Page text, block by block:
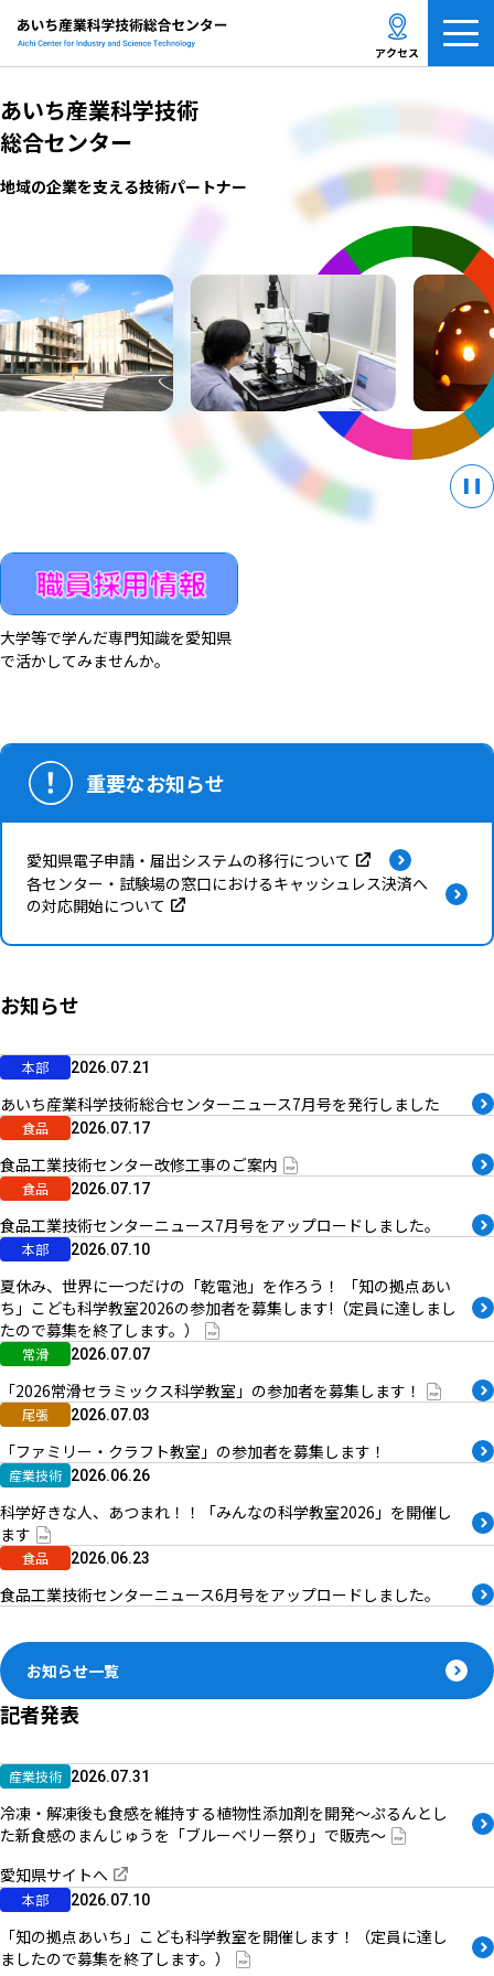
アクセス
メ
ニ
く
あいち産業科学技術
総合センター
地域の企業を支える技術パートナー
大学等で学んだ専門知識を愛知県
で活かしてみませんか。
重要なお知らせ
愛知県電子申請・届出システムの移行について
各センター・試験場の窓口におけるキャッシュレス決済へ
の対応開始について
お知らせ
本部 2026.07.21
あいち産業科学技術総合センターニュース7月号を発行しました
食品 2026.07.17
食品工業技術センター改修工事のご案内
食品 2026.07.17
食品工業技術センターニュース7月号をアップロードしました。
本部 2026.07.10
夏休み、世界に一つだけの「乾電池」を作ろう！ 「知の拠点あい
ち」こども科学教室2026の参加者を募集します!（定員に達しまし
たので募集を終了します。）
常滑 2026.07.07
「2026常滑セラミックス科学教室」の参加者を募集します！
尾張 2026.07.03
「ファミリー・クラフト教室」の参加者を募集します！
産業技術 2026.06.26
科学好きな人、あつまれ！！「みんなの科学教室2026」を開催し
ます
食品 2026.06.23
食品工業技術センターニュース6月号をアップロードしました。
お知らせ一覧
記者発表
産業技術 2026.07.31
冷凍・解凍後も食感を維持する植物性添加剤を開発～ぷるんとし
た新食感のまんじゅうを「ブルーベリー祭り」で販売～
愛知県サイトへ
本部 2026.07.10
「知の拠点あいち」こども科学教室を開催します！（定員に達し
ましたので募集を終了します。）